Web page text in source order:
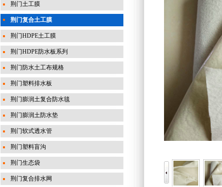
荆门土工膜
荆门复合土工膜
荆门HDPE土工膜
荆门HDPE防水板系列
荆门防水土工布规格
荆门塑料排水板
荆门膨润土复合防水毯
荆门膨润土防水垫
荆门软式透水管
荆门塑料盲沟
荆门生态袋
荆门复合排水网